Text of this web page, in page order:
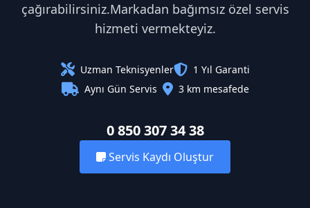
çağırabilirsiniz.Markadan bağımsız özel servis
hizmeti vermekteyiz.
Uzman Teknisyenler
1 Yıl Garanti
Aynı Gün Servis
3 km mesafede
0 850 307 34 38
Servis Kaydı Oluştur